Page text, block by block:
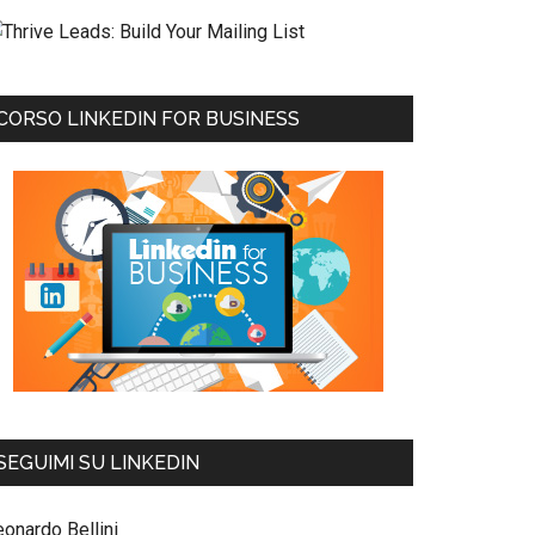
LINKEDIN FOR BUSINESS
SU LINKEDIN
Bellini